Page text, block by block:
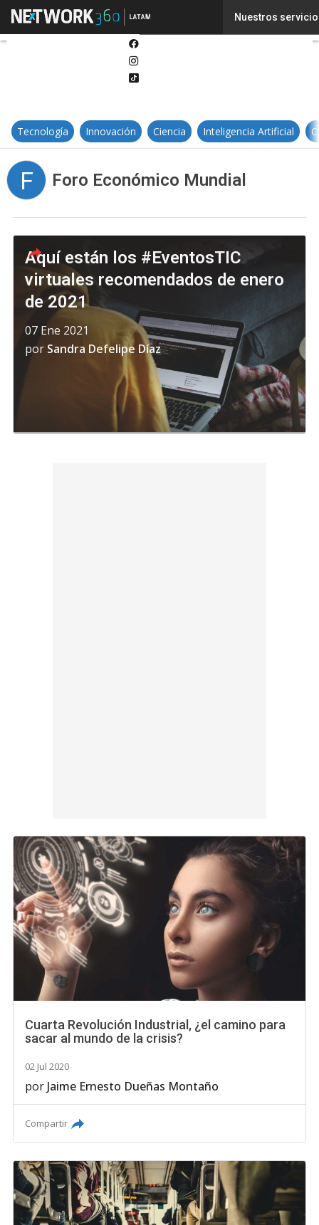
Nuestros
Tecnología Innovación Ciencia Inteligencia Artificial
F Foro Económico Mundial
Aquí están los #EventosTIC
virtuales recomendados de enero
de 2021
07 Ene 2021
por Sandra Defelipe Díaz
Cuarta Revolución Industrial, ¿el camino para
sacar al mundo de la crisis?
02 Jul 2020
por Jaime Ernesto Dueñas Montaño
Compartir